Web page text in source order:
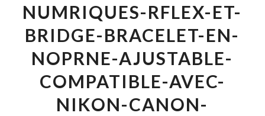
NUMRIQUES-RFLEX-ET-
BRIDGE-BRACELET-EN-
NOPRNE-AJUSTABLE-
COMPATIBLE-AVEC-
NIKON-CANON-